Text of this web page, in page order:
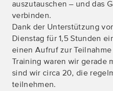
auszutauschen – und das
verbinden.
Dank der Unterstützung
Dienstag für 1,5 Stunden
einen Aufruf zur
Training waren wir gerade
sind wir circa 20, die
teilnehmen.